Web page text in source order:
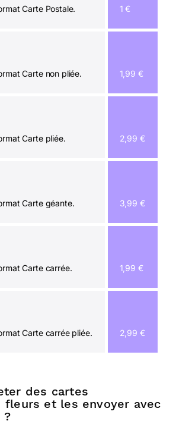
Carte Postale. 1 €
Carte non pliée. 1,99 €
Carte pliée. 2,99 €
Carte géante. 3,99 €
Carte carrée. 1,99 €
Carte carrée pliée. 2,99 €
des cartes
fleurs et les envoyer avec
?